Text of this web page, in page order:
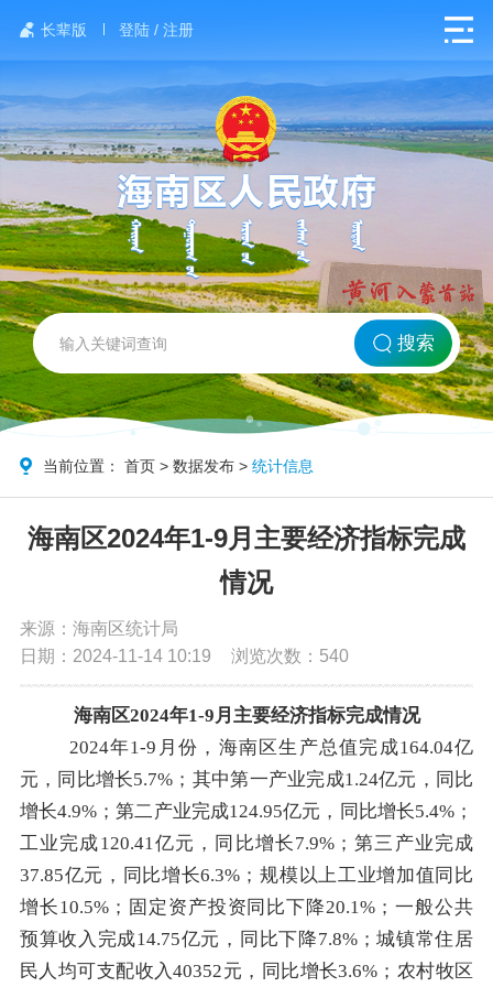
长辈版 登陆 / 注册
网站首页
北方海南
政务要闻
党务公开
政务服务
互动交流
数据发布
搜索
当前位置：首页 >数据发布 >统计信息
海南区2024年1-9月主要经济指标完成
情况
来源：海南区统计局
日期：2024-11-14 10:19
浏览次数： 540
海南区2024年1-9月主要经济指标完成情况
2024年1-9月份， 海南区生产总值完成164.04亿
元， 同比增长5.7%；其中第一产业完成1.24亿元， 同比
增长4.9%；第二产业完成124.95亿元， 同比增长5.4%；
工业完成120.41亿元， 同比增长7.9%； 第三产业完成
37.85亿元， 同比增长6.3%；规模以上工业增加值同比
增长10.5%； 固定资产投资同比下降20.1% ；一般公共
预算收入完成14.75亿元，同比下降7.8%； 城镇常住居
民 人均可支配收入40352元，同比增长3.6%；农村牧区